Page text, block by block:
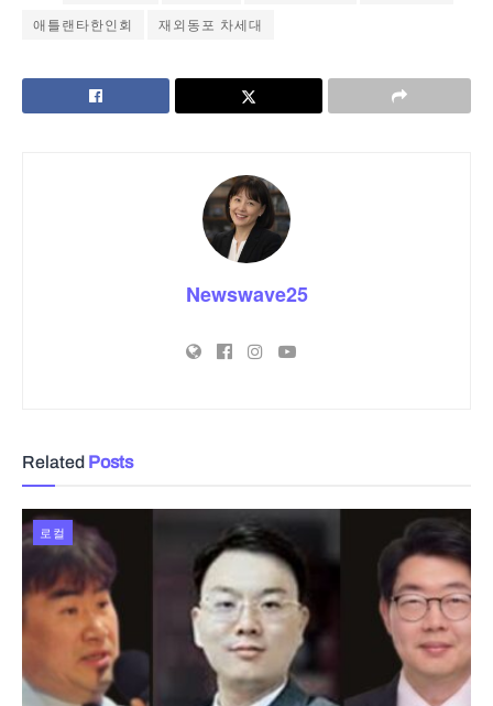
애틀랜타한인회
재외동포 차세대
Newswave25
Related Posts
로컬